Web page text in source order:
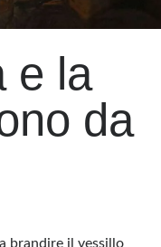
e la
da
brandire il vessillo